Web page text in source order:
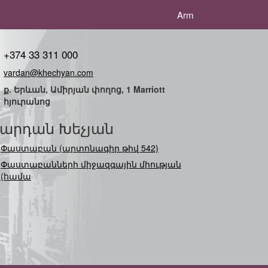
Arm
+374 33 311 000
vardan@khechyan.com
ք. Երևան, Ամիրյան փողոց, 1 Marriott
հյուրանոց
Խեչյան
Փաստաբան (արտոնագիր թիվ 542)
Փաստաբանների միջազգային միության
(համագործակցութ